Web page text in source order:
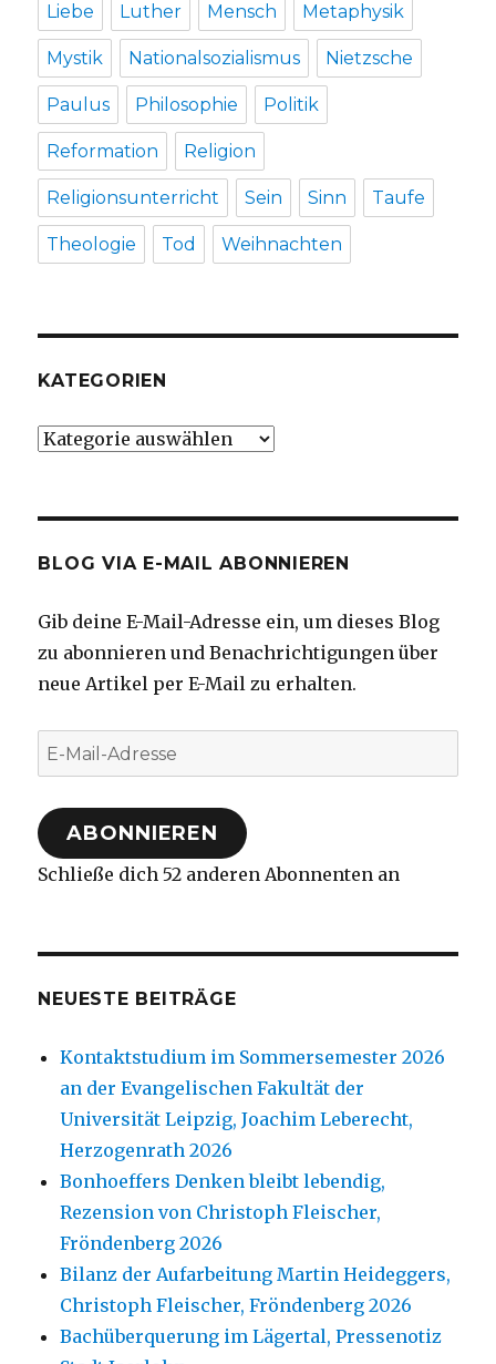
Liebe Luther Mensch Metaphysik
Mystik Nationalsozialismus Nietzsche
Paulus Philosophie Politik
Reformation Religion
Religionsunterricht Sein Sinn Taufe
Theologie Tod Weihnachten
KATEGORIEN
Kategorien
BLOG VIA E-MAIL ABONNIEREN
Gib deine E-Mail-Adresse ein, um dieses Blog
zu abonnieren und Benachrichtigungen über
neue Artikel per E-Mail zu erhalten.
E-
Mail-
Adresse
ABONNIEREN
Schließe dich 52 anderen Abonnenten an
NEUESTE BEITRÄGE
Kontaktstudium im Sommersemester 2026
an der Evangelischen Fakultät der
Universität Leipzig, Joachim Leberecht,
Herzogenrath 2026
Bonhoeffers Denken bleibt lebendig,
Rezension von Christoph Fleischer,
Fröndenberg 2026
Bilanz der Aufarbeitung Martin Heideggers,
Christoph Fleischer, Fröndenberg 2026
Bachüberquerung im Lägertal, Pressenotiz